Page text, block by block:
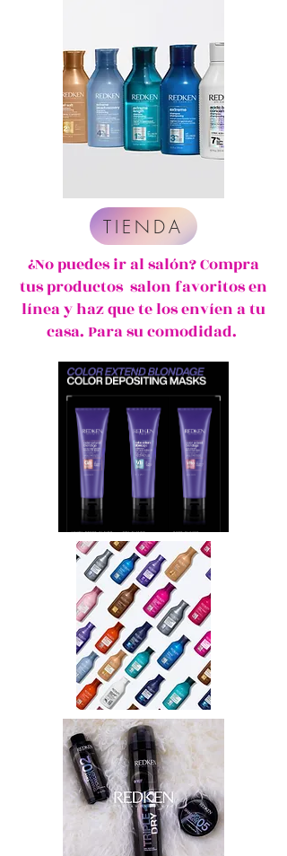
TIENDA
¿No puedes ir al salón? Compra
tus productos salon favoritos en
línea y haz que te los envíen a tu
casa. Para su comodidad.